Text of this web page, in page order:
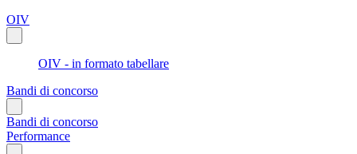
OIV
OIV - in formato tabellare
Bandi di concorso
Bandi di concorso
Performance